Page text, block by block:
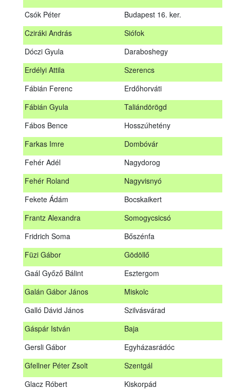
Csók Péter
Budapest 16. ker.
Cziráki András
Siófok
Dóczi Gyula
Daraboshegy
Erdélyi Attila
Szerencs
Fábián Ferenc
Erdőhorváti
Fábián Gyula
Taliándörögd
Fábos Bence
Hosszúhetény
Farkas Imre
Dombóvár
Fehér Adél
Nagydorog
Fehér Roland
Nagyvisnyó
Fekete Ádám
Bocskaikert
Frantz Alexandra
Somogycsicsó
Fridrich Soma
Bőszénfa
Füzi Gábor
Gödöllő
Gaál Győző Bálint
Esztergom
Galán Gábor János
Miskolc
Galló Dávid János
Szilvásvárad
Gáspár István
Baja
Gersli Gábor
Egyházasrádóc
Gfellner Péter Zsolt
Szentgál
Glacz Róbert
Kiskorpád
Barcs
Cseri Árpád
Cserményiné Váradi Melinda
Csók Péter
Budapest 16. ker.
Daraboshegy
Erdőhorváti
Taliándörögd
Dombóvár
Fekete Ádám
Bocskaikert
Gaál Győző Bálint
Esztergom
Miskolc
Szilvásvárad